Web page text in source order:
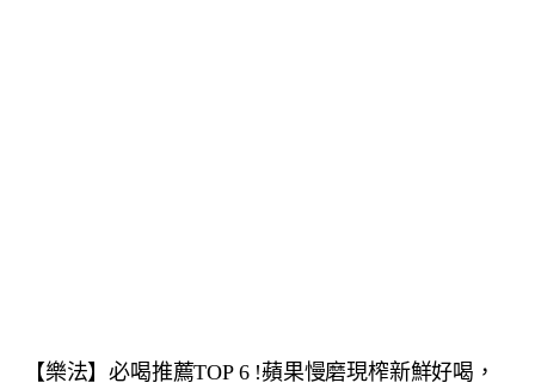
【樂法】必喝推薦TOP 6 !蘋果慢磨現榨新鮮好喝，